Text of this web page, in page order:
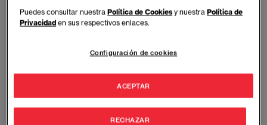
ser un centro de acompañamiento continuo que guíe
a los alumnos, ya sean recién admitidos de grado o
Puedes consultar nuestraPolítica de Cookies y nuestraPolítica de
Privacidad en sus respectivos enlaces.
Configuración de cookies
RECHAZAR
ACEPTAR